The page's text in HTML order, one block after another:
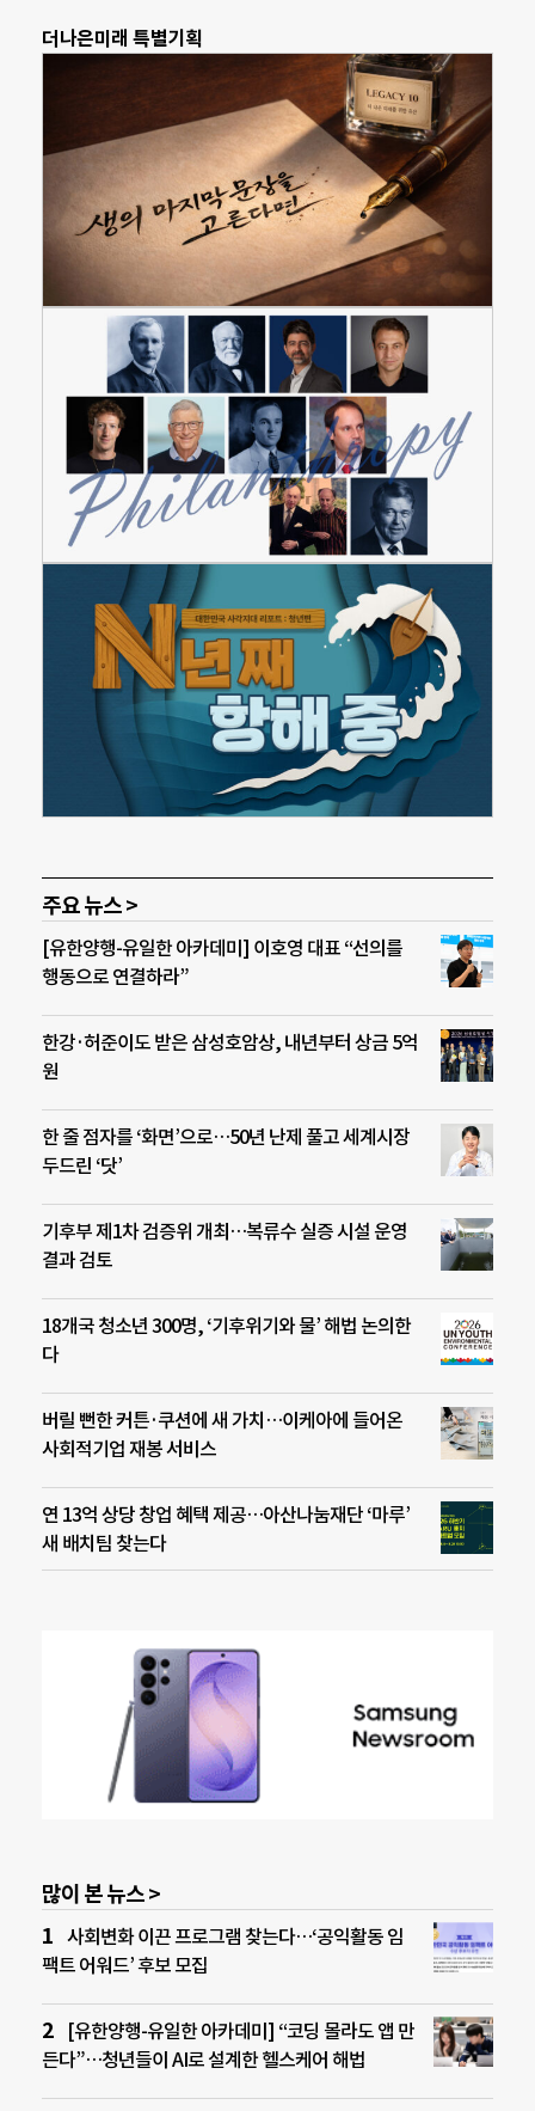
더나은미래 특별기획
주요 뉴스 >
[유한양행-유일한 아카데미] 이호영 대표 “선의를
행동으로 연결하라”
한강·허준이도 받은 삼성호암상, 내년부터 상금 5억
원
한 줄 점자를 ‘화면’으로…50년 난제 풀고 세계시장
두드린 ‘닷’
기후부 제1차 검증위 개최…복류수 실증 시설 운영
결과 검토
18개국 청소년 300명, ‘기후위기와 물’ 해법 논의한
다
버릴 뻔한 커튼·쿠션에 새 가치…이케아에 들어온
사회적기업 재봉 서비스
연 13억 상당 창업 혜택 제공…아산나눔재단 ‘마루’
새 배치팀 찾는다
많이 본 뉴스 >
사회변화 이끈 프로그램 찾는다…‘공익활동 임
팩트 어워드’ 후보 모집
[유한양행-유일한 아카데미] “코딩 몰라도 앱 만
든다”…청년들이 AI로 설계한 헬스케어 해법